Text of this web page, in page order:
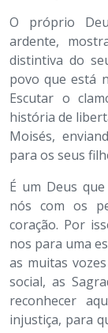
O próprio
ardente,
distintiva do
povo que está
Escutar o
história de
Moisés,
para os seus
É um Deus
nós com os
coração. Por
nos para uma
as muitas
social, as
reconhecer
injustiça, para